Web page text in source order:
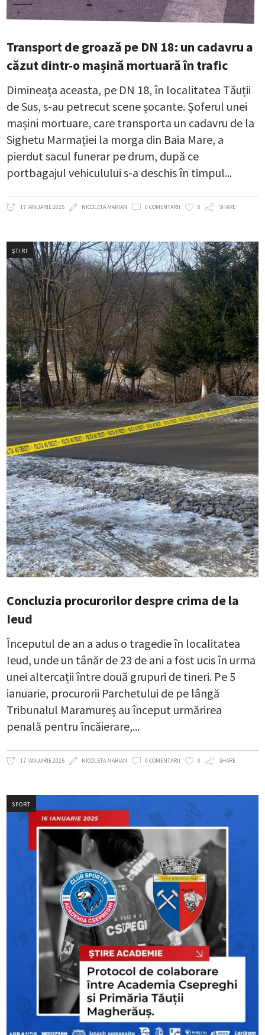
Transport de groază pe DN 18: un cadavru a
căzut dintr-o mașină mortuară în trafic
Dimineața aceasta, pe DN 18, în localitatea Tăuții
de Sus, s-au petrecut scene șocante. Șoferul unei
mașini mortuare, care transporta un cadavru de la
Sighetu Marmației la morga din Baia Mare, a
pierdut sacul funerar pe drum, după ce
portbagajul vehiculului s-a deschis în timpul
17 IANUARIE 2025 NICOLETA MARIAN 0 COMENTARII 0 SHARE
ȘTIRI
Concluzia procurorilor despre crima de la
Ieud
Începutul de an a adus o tragedie în localitatea
Ieud, unde un tânăr de 23 de ani a fost ucis în urma
unei altercații între două grupuri de tineri. Pe 5
ianuarie, procurorii Parchetului de pe lângă
Tribunalul Maramureș au început urmărirea
penală pentru încăierare,
17 IANUARIE 2025 NICOLETA MARIAN 0 COMENTARII 0 SHARE
SPORT